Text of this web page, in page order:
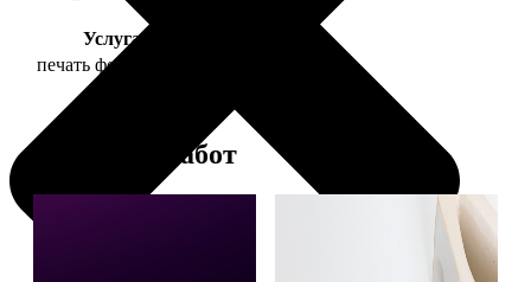
Услуга
печать фото 30х30
Примеры работ